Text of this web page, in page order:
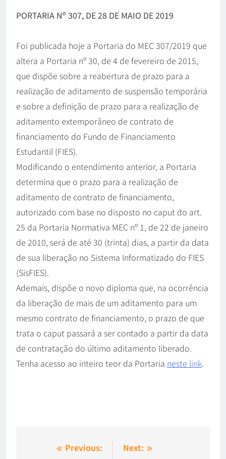
PORTARIA Nº 307, DE 28 DE MAIO DE 2019
Foi publicada hoje a Portaria do MEC 307/2019 que
altera a Portaria nº 30, de 4 de fevereiro de 2015,
que dispõe sobre a reabertura de prazo para a
realização de aditamento de suspensão temporária
e sobre a definição de prazo para a realização de
aditamento extemporâneo de contrato de
financiamento do Fundo de Financiamento
Estudantil (FIES).
Modificando o entendimento anterior, a Portaria
determina que o prazo para a realização de
aditamento de contrato de financiamento,
autorizado com base no disposto no caput do art.
25 da Portaria Normativa MEC nº 1, de 22 de janeiro
de 2010, será de até 30 (trinta) dias, a partir da data
de sua liberação no Sistema Informatizado do FIES
(SisFIES).
Ademais, dispõe o novo diploma que, na ocorrência
da liberação de mais de um aditamento para um
mesmo contrato de financiamento, o prazo de que
trata o caput passará a ser contado a partir da data
de contratação do último aditamento liberado.
Tenha acesso ao inteiro teor da Portaria neste link.
Previous:
Next: